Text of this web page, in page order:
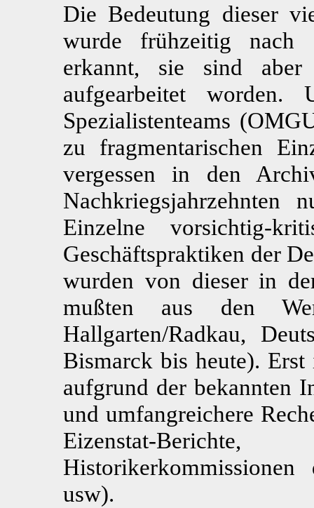
Die Bedeutung dieser
wurde frühzeitig nach
erkannt, sie sind aber
aufgearbeitet worden.
Spezialistenteams
zu fragmentarischen
vergessen in den
Nachkriegsjahrzehnten
Einzelne vorsichtig-
Geschäftspraktiken der
wurden von dieser in
mußten aus den
Hallgarten/Radkau,
Bismarck bis heute).
aufgrund der bekannten
und umfangreichere
Eizenstat-
usw).